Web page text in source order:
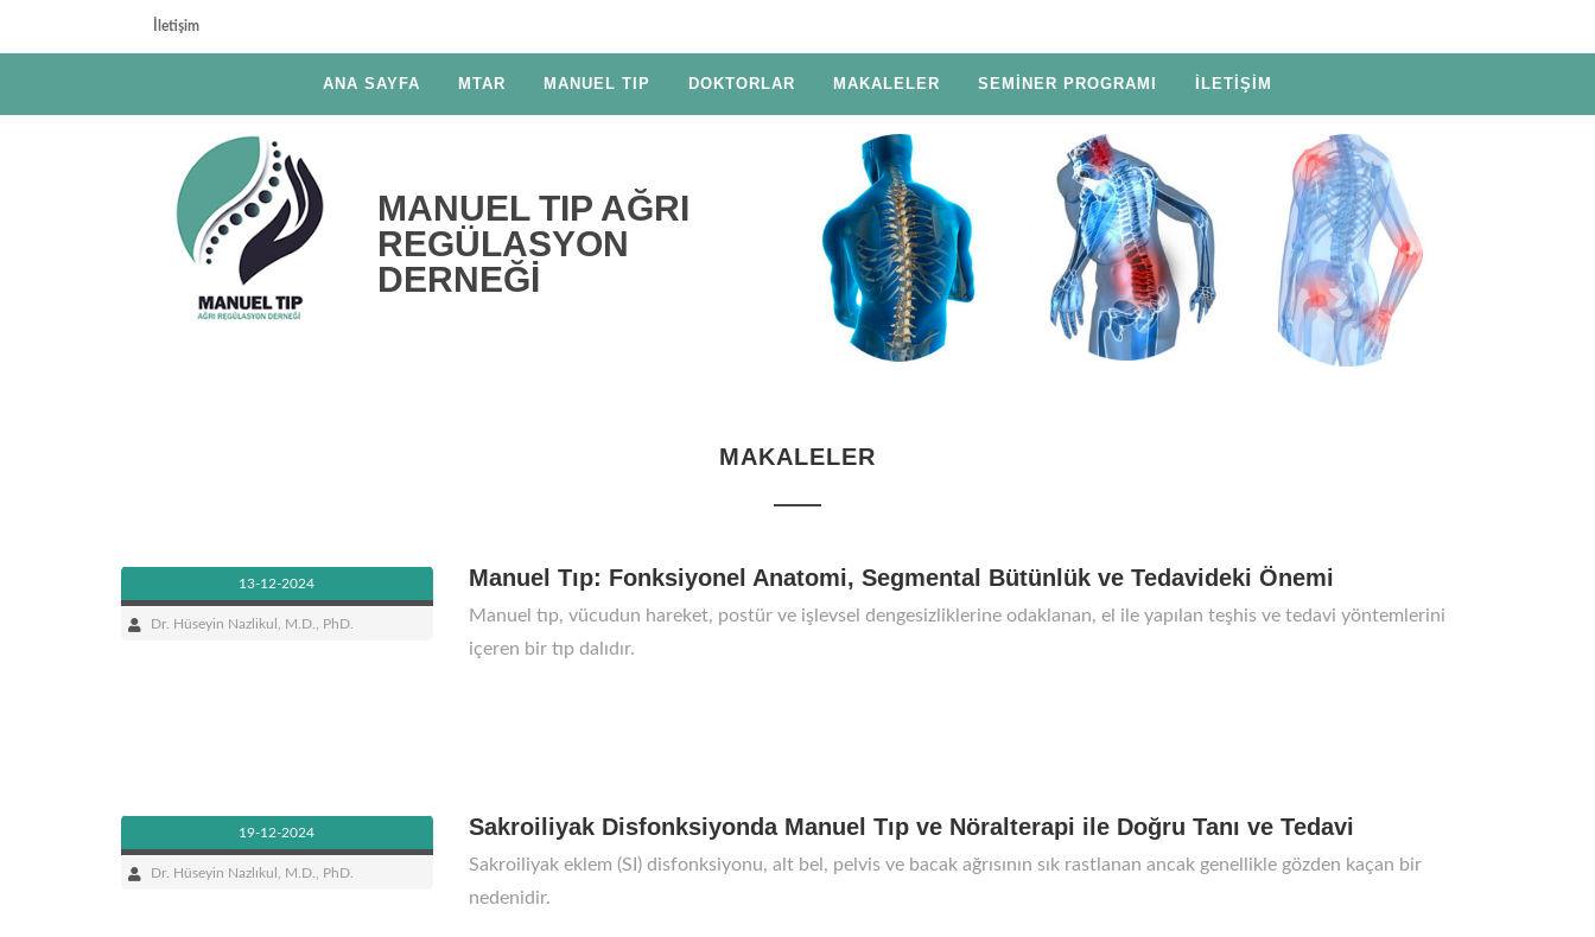
İletişim
ANA SAYFA MTAR MANUEL TIP DOKTORLAR MAKALELER SEMİNER PROGRAMI İLETİŞİM
MANUEL TIP AĞRI
REGÜLASYON
DERNEĞİ
MAKALELER
13-12-2024
Dr. Hüseyin Nazlikul, M.D., PhD.
Manuel Tıp: Fonksiyonel Anatomi, Segmental Bütünlük ve Tedavideki Önemi
Manuel tıp, vücudun hareket, postür ve işlevsel dengesizliklerine odaklanan, el ile yapılan teşhis ve tedavi yöntemlerini
içeren bir tıp dalıdır.
19-12-2024
Dr. Hüseyin Nazlıkul, M.D., PhD.
Sakroiliyak Disfonksiyonda Manuel Tıp ve Nöralterapi ile Doğru Tanı ve Tedavi
Sakroiliyak eklem (SI) disfonksiyonu, alt bel, pelvis ve bacak ağrısının sık rastlanan ancak genellikle gözden kaçan bir
nedenidir.